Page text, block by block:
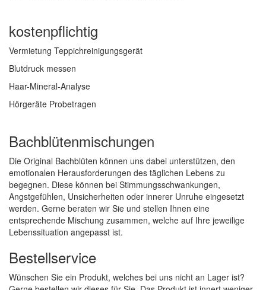
kostenpflichtig
Vermietung Teppichreinigungsgerät
Blutdruck messen
Haar-Mineral-Analyse
Hörgeräte Probetragen
Bachblütenmischungen
Die Original Bachblüten können uns dabei unterstützen, den
emotionalen Herausforderungen des täglichen Lebens zu
begegnen. Diese können bei Stimmungsschwankungen,
Angstgefühlen, Unsicherheiten oder innerer Unruhe eingesetzt
werden. Gerne beraten wir Sie und stellen Ihnen eine
entsprechende Mischung zusammen, welche auf Ihre jeweilige
Lebenssituation angepasst ist.
Bestellservice
Wünschen Sie ein Produkt, welches bei uns nicht an Lager ist?